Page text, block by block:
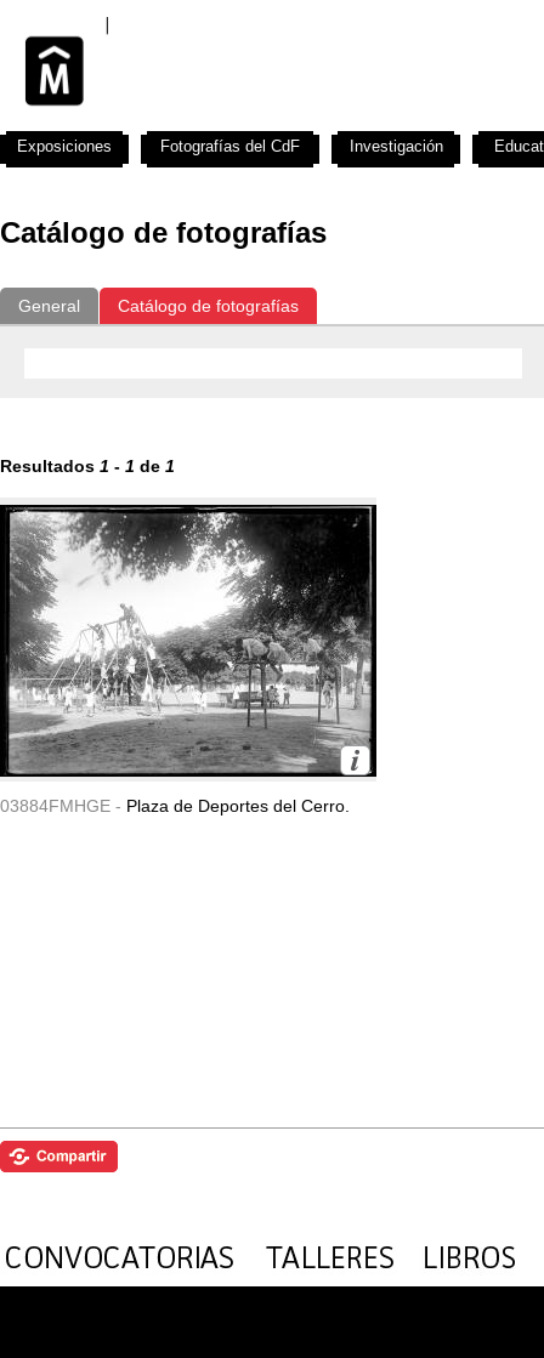
Catálogo de fotografías
General Catálogo de fotografías
Resultados 1 - 1 de 1
03884FMHGE - Plaza de Deportes del Cerro.
Exposiciones Fotografías del CdF Investigación